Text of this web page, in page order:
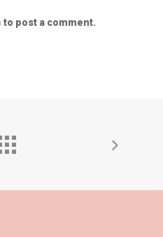
to post a comment.